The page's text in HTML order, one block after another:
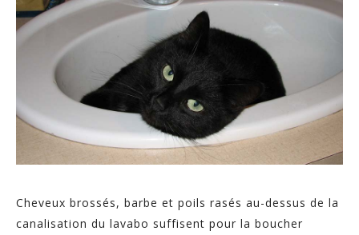
Cheveux brossés, barbe et poils rasés au-dessus de la
canalisation du lavabo suffisent pour la boucher